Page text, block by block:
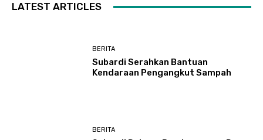
LATEST ARTICLES
BERITA
Subardi Serahkan Bantuan
Kendaraan Pengangkut Sampah
BERITA